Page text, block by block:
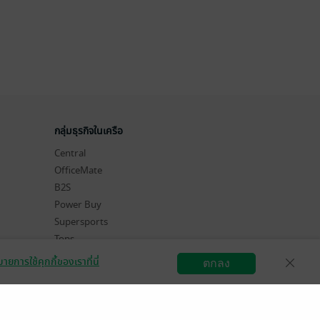
กลุ่มธุรกิจในเครือ
Central
OfficeMate
B2S
Power Buy
Supersports
Tops
Hytexts
สมัครขายอีบุ๊ก
วิธีการใช้งาน
ายการใช้คุกกี้ของเราที่นี่ ตกลง